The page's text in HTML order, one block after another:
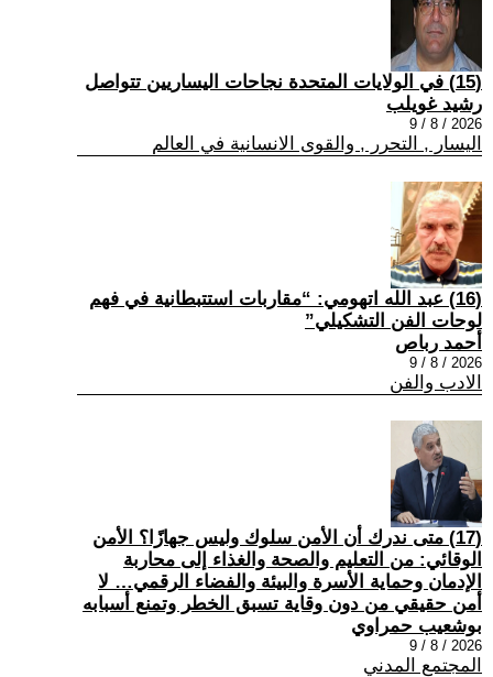
(15) في الولايات المتحدة نجاحات اليساريين تتواصل
رشيد غويلب
2026 / 8 / 9
اليسار , التحرر , والقوى الانسانية في العالم
(16) عبد الله اتهومي: “مقاربات استتبطانية في فهم
لوحات الفن التشكيلي”
أحمد رباص
2026 / 8 / 9
الادب والفن
(17) متى ندرك أن الأمن سلوك وليس جهازًا؟ الأمن
الوقائي: من التعليم والصحة والغذاء إلى محاربة
الإدمان وحماية الأسرة والبيئة والفضاء الرقمي… لا
أمن حقيقي من دون وقاية تسبق الخطر وتمنع أسبابه
بوشعيب حمراوي
2026 / 8 / 9
المجتمع المدني